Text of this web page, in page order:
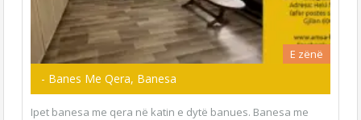
E zënë
- Banes Me Qera, Banesa
Ipet banesa me qera në katin e dytë banues. Banesa me